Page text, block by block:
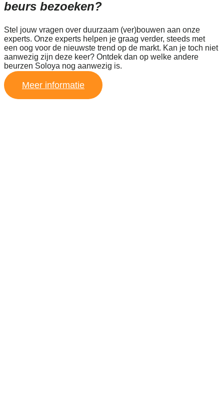
beurs bezoeken?
Stel jouw vragen over duurzaam (ver)bouwen aan onze
experts. Onze experts helpen je graag verder, steeds met
een oog voor de nieuwste trend op de markt. Kan je toch niet
aanwezig zijn deze keer? Ontdek dan op welke andere
beurzen Soloya nog aanwezig is.
Meer informatie